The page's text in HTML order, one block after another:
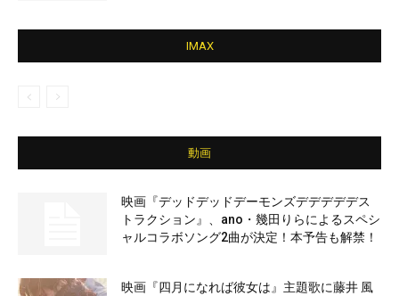
IMAX
動画
映画『デッドデッドデーモンズデデデデデス
トラクション』、ano・幾田りらによるスペシ
ャルコラボソング2曲が決定！本予告も解禁！
映画『四月になれば彼女は』主題歌に藤井 風